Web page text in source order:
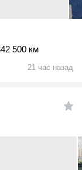
500 км
21 час назад